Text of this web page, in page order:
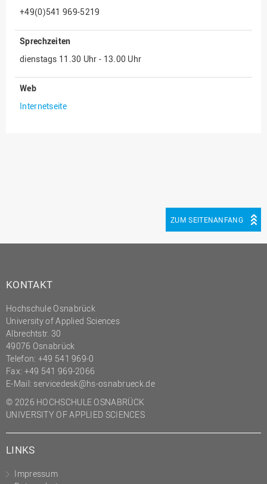
IT Service Center
Marketing
LearningCenter
Nachhaltigkeit
Prozessmanagement
Science to Business GmbH
Studierendensekretariat
Studium und Lehre
Transfer- und
Innovationsmanagement
+49(0)541 969-5219
Sprechzeiten
dienstags 11.30 Uhr - 13.00 Uhr
Web
Internetseite
ZUM SEITENANFANG
KONTAKT
Hochschule Osnabrück
University of Applied Sciences
Albrechtstr. 30
49076 Osnabrück
Telefon: +49 541 969-0
Fax: +49 541 969-2066
E-Mail: servicedesk@hs-osnabrueck.de
© 2026 HOCHSCHULE OSNABRÜCK
UNIVERSITY OF APPLIED SCIENCES
LINKS
Impressum